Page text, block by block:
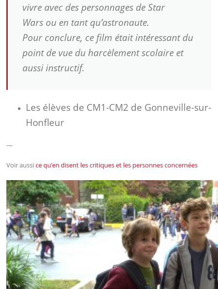
vivre avec des personnages deStar
Wars ou en tant qu’astronaute.
Pour conclure, ce film était intéressant du
point de vue du harcèlement scolaire et
aussi instructif.
Les élèves de CM1-CM2 de Gonneville-sur-
Honfleur
—
Voir aussice qu’en disent les critiques et les personnes concernées